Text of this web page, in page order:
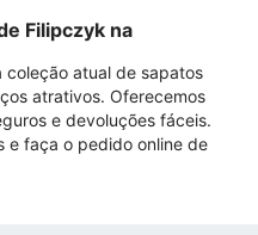
Filipczyk na
coleção atual de sapatos
atrativos. Oferecemos
e devoluções fáceis.
e faça o pedido online de